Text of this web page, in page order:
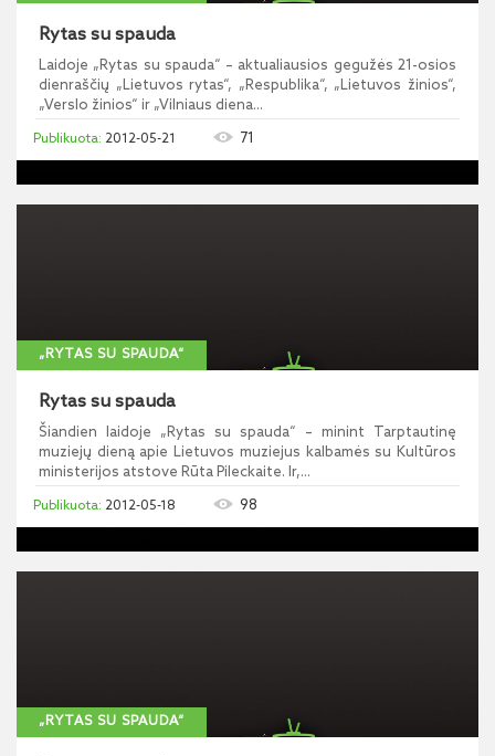
Rytas su spauda
Laidoje „Rytas su spauda“ – aktualiausios gegužės 21-osios
dienraščių „Lietuvos rytas“, „Respublika“, „Lietuvos žinios“,
„Verslo žinios“ ir „Vilniaus diena...
2012-05-21 71
„RYTAS SU SPAUDA“
Rytas su spauda
Šiandien laidoje „Rytas su spauda“ – minint Tarptautinę
muziejų dieną apie Lietuvos muziejus kalbamės su Kultūros
ministerijos atstove Rūta Pileckaite. Ir,...
2012-05-18 98
„RYTAS SU SPAUDA“